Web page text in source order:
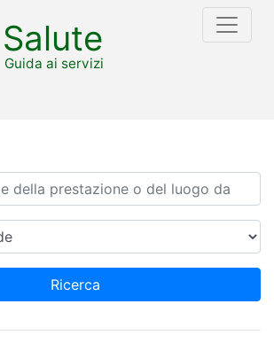
Salute
Guida ai servizi
Ricerca